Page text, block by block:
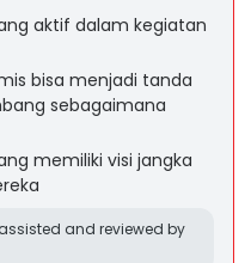
aktif dalam kegiatan
bisa menjadi tanda
sebagaimana
memiliki visi jangka
and reviewed by